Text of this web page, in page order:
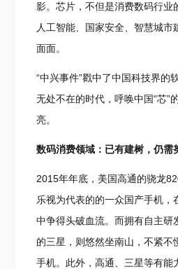
影。芯片，不但是消费数码行业
人工智能、国家安全、智慧城市
面面。
“中兴事件”戳中了中国科技界的
无处不在的时代，呼唤中国“芯”
亮。
数码消费领域：已有建树，仍需
2015年年底，美国高通的骁龙
乐视为代表的的一众国产手机，
中争得头破血流。而拥有自主研
的三星，则悠然坐南山，不紧不
手机。此外，高通、三星等有能